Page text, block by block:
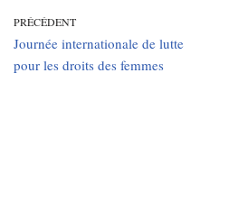
PRÉCÉDENT
Journée internationale de lutte
pour les droits des femmes